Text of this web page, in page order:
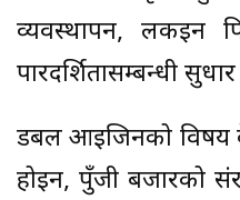
व्यवस्थापन, लकइन
पारदर्शितासम्बन्धी
डबल आइजिनको विषय
होइन, पुँजी बजारको